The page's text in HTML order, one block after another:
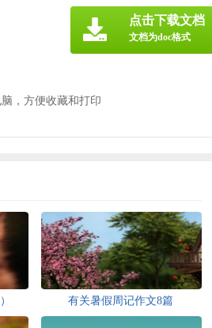
，方便收藏和打印
点击下载文档
文档为doc格式
有关暑假周记作文8篇